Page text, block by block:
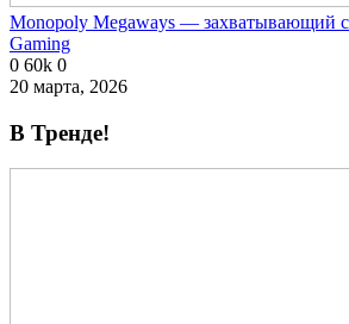
Monopoly Megaways — захватывающий
Gaming
0 60k 0
20 марта, 2026
В Тренде!